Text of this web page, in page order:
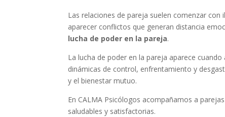
Las relaciones de pareja suelen comenzar
aparecer conflictos que generan distancia
lucha de poder en la pareja.
La lucha de poder en la pareja aparece
dinámicas de control, enfrentamiento y
y el bienestar mutuo.
En CALMA Psicólogos acompañamos a
saludables y satisfactorias.